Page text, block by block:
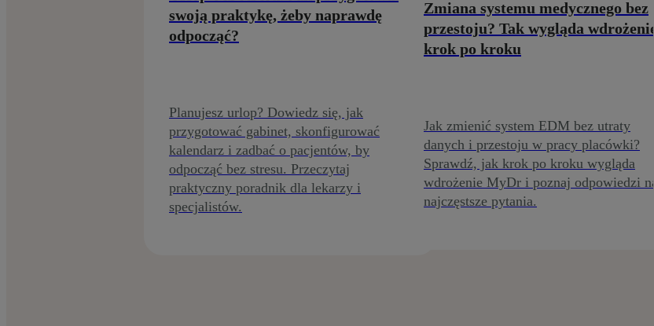
swoją praktykę, żeby naprawdę
odpocząć?
Planujesz urlop? Dowiedz się, jak
przygotować gabinet, skonfigurować
kalendarz i zadbać o pacjentów, by
odpocząć bez stresu. Przeczytaj
praktyczny poradnik dla lekarzy i
specjalistów.
Zmiana systemu medycznego bez
przestoju? Tak wygląda wdrożenie
krok po kroku
Jak zmienić system EDM bez utraty
danych i przestoju w pracy placówki?
Sprawdź, jak krok po kroku wygląda
wdrożenie MyDr i poznaj odpowiedzi na
najczęstsze pytania.